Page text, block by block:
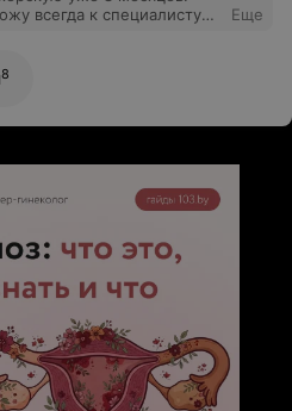
всегда к специалисту
Каждый раз выхожу
и стрижкой, и
Еще
8